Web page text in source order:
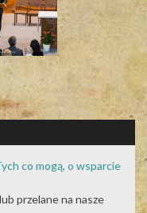
co mogą, o wsparcie
przelane na nasze